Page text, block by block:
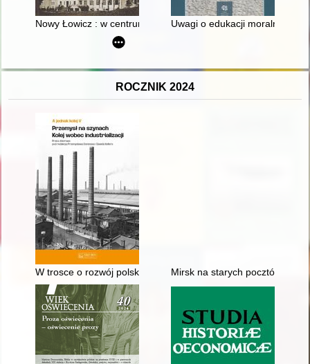
Nowy Łowicz : w centrum poligonu drawskiego od
Uwagi o edukacji moralnej
ROCZNIK 2024
W trosce o rozwój polskiego przemysłu kolejowego : myśl
Mirsk na starych pocztówkach